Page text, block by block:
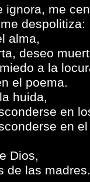
ignora, me
despolitiza:
alma,
deseo
a la
el poema.
huida,
en
en el
Dios,
de las madres.